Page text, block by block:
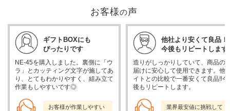
お客様の声
ギフトBOXにも
ぴったりです
NE-45を購入しました。裏側に「ウ
ラ」とカッティング文字が施してあ
り、とてもわかりやすく、組み立て
作業もしやすいです◎
お客様が作業しやすい
他社より安くて良品！
今後もリピートします
造りがしっかりしていて、商品の
届けに安心して使用できます。他
イトとの比較で一番安くて良品‼︎今
後もリピートします。
業界最安値に挑戦して